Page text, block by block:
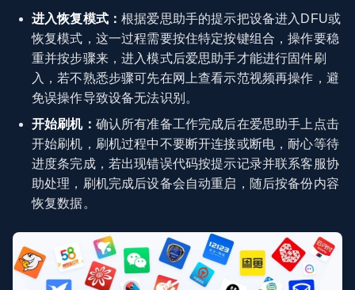
进入恢复模式：根据爱思助手的提示把设备进入DFU或
恢复模式，这一过程需要按住特定按键组合，操作要稳
重并按步骤来，进入模式后爱思助手才能进行固件刷
入，若不熟悉步骤可先在网上查看示范视频再操作，避
免误操作导致设备无法识别。
开始刷机： 确认所有准备工作完成后在爱思助手上点击
开始刷机，刷机过程中不要断开连接或断电，耐心等待
进度条完成，若出现错误代码按提示记录并联系客服协
助处理，刷机完成后设备会自动重启，随后按备份内容
恢复数据。